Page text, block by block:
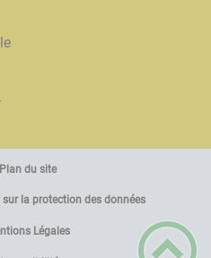
Plan du site
sur la protection des données
Légales